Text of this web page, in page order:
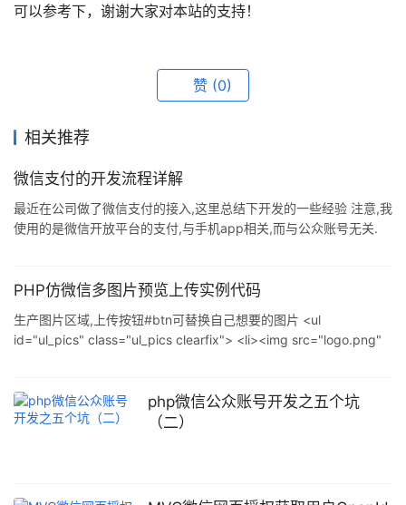
可以参考下，谢谢大家对本站的支持！
赞 (0)
相关推荐
微信支付的开发流程详解
最近在公司做了微信支付的接入,这里总结下开发的一些经验 注意,我
使用的是微信开放平台的支付,与手机app相关,而与公众账号无关.
服务器发起请求,获取一个token. 4.后台服务器拿到token,使用和其
5.后台服务器将该prepayid返回给app客户端 6.app调用手机
PHP仿微信多图片预览上传实例代码
生产图片区域,上传按钮#btn可替换自己想要的图片 <ul
id="ul_pics" class="ul_pics clearfix"> <li><img src="logo.png"
php微信公众账号开发之五个坑
（二）